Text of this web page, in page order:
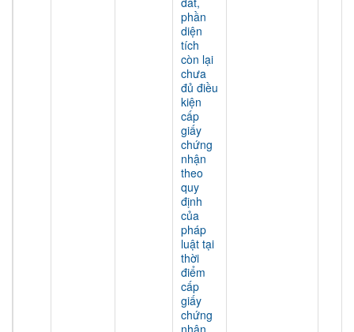
phần
diện
tích
còn lại
chưa
đủ điều
kiện
cấp
giấy
chứng
nhận
theo
quy
định
của
pháp
luật tại
thời
điểm
cấp
giấy
chứng
nhận